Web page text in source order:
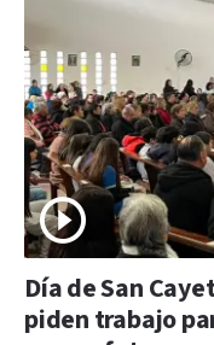
Día de San
piden trabajo